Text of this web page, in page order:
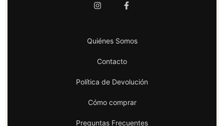
Quiénes Somos
Contacto
Política de Devolución
Cómo comprar
Preguntas Frecuentes